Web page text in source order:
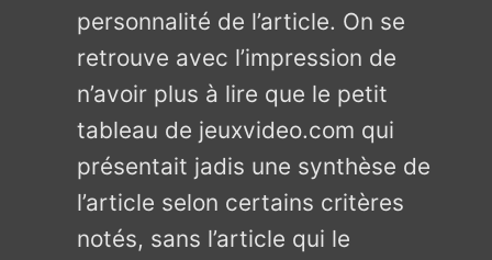
personnalité de l’article. On se
retrouve avec l’impression de
n’avoir plus à lire que le petit
tableau de jeuxvideo.com qui
présentait jadis une synthèse de
l’article selon certains critères
notés, sans l’article qui le